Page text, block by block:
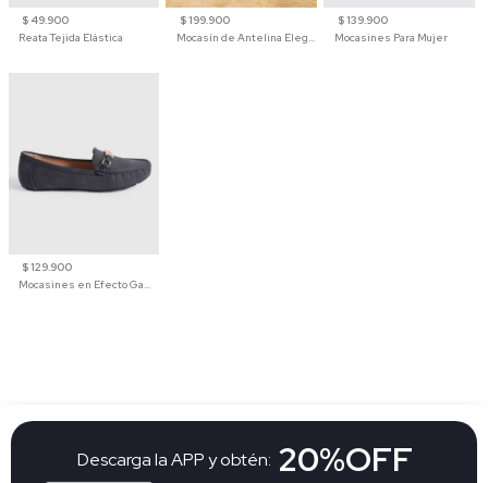
$ 49.900
Reata Tejida Elástica
$ 199.900
Mocasín de Antelina Elegante con Suela de Contraste Para Hombre
$ 139.900
Mocasines Para Mujer
$ 129.900
Mocasines en Efecto Gamuzado Para Mujer
Descarga la APP y obtén: 20%OFF